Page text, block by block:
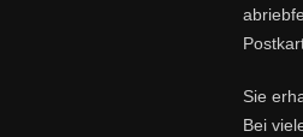
Sie
Bei